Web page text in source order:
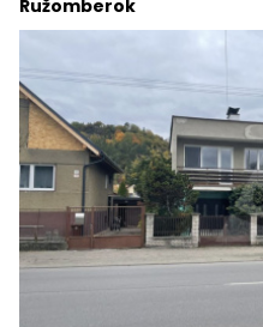
Ružomberok